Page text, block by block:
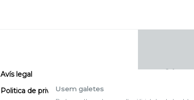
Avís legal
Politica de privacitatUsem galetes